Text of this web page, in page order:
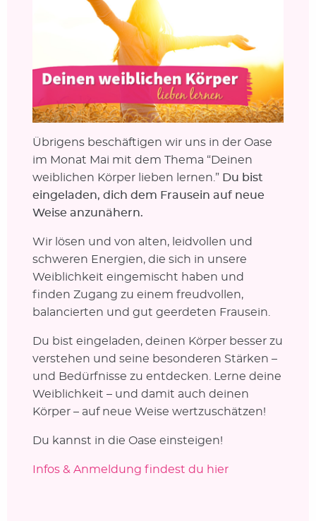
Übrigens beschäftigen wir uns in der Oase
im Monat Mai mit dem Thema “Deinen
weiblichen Körper lieben lernen.” Du bist
eingeladen, dich dem Frausein auf neue
Weise anzunähern.
Wir lösen und von alten, leidvollen und
schweren Energien, die sich in unsere
Weiblichkeit eingemischt haben und
finden Zugang zu einem freudvollen,
balancierten und gut geerdeten Frausein.
Du bist eingeladen, deinen Körper besser zu
verstehen und seine besonderen Stärken –
und Bedürfnisse zu entdecken. Lerne deine
Weiblichkeit – und damit auch deinen
Körper – auf neue Weise wertzuschätzen!
Du kannst in die Oase einsteigen!
Infos & Anmeldung findest du hier